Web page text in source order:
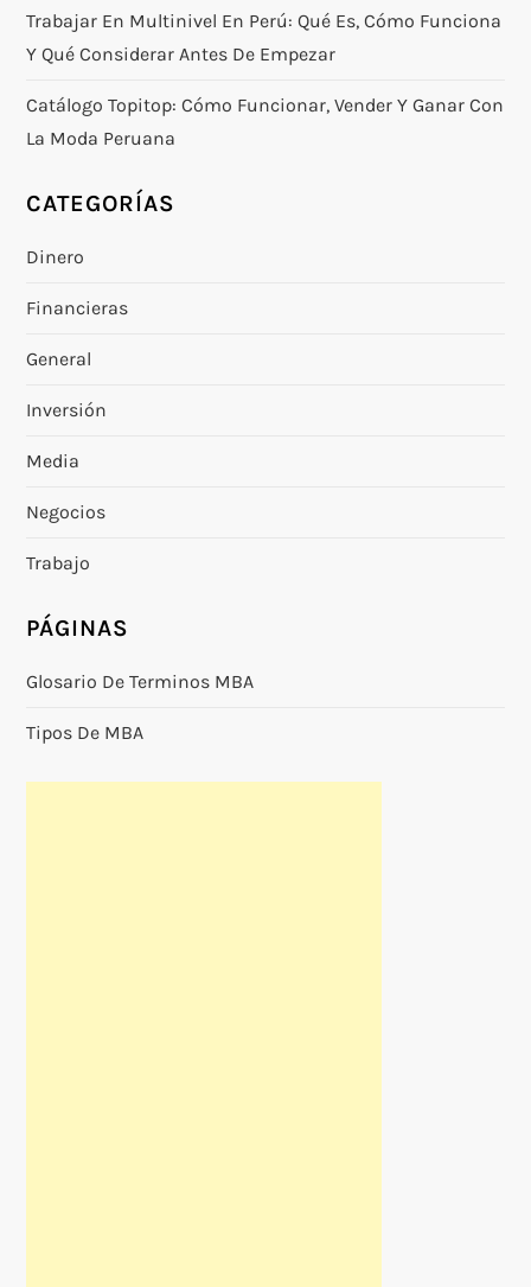
Trabajar En Multinivel En Perú: Qué Es, Cómo Funciona
Y Qué Considerar Antes De Empezar
Catálogo Topitop: Cómo Funcionar, Vender Y Ganar Con
La Moda Peruana
CATEGORÍAS
Dinero
Financieras
General
Inversión
Media
Negocios
Trabajo
PÁGINAS
Glosario De Terminos MBA
Tipos De MBA